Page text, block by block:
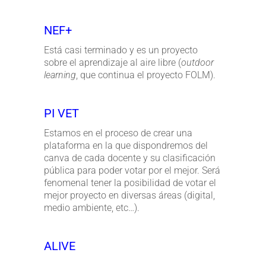
NEF+
Está casi terminado y es un proyecto
sobre el aprendizaje al aire libre (outdoor
learning, que continua el proyecto FOLM).
PI VET
Estamos en el proceso de crear una
plataforma en la que dispondremos del
canva de cada docente y su clasificación
pública para poder votar por el mejor. Será
fenomenal tener la posibilidad de votar el
mejor proyecto en diversas áreas (digital,
medio ambiente, etc…).
ALIVE